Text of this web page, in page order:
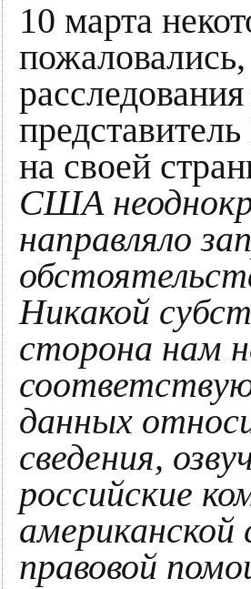
10 марта
на своей
США
направляло
Никакой
сторона нам
данных
сведения,
российские
правовой